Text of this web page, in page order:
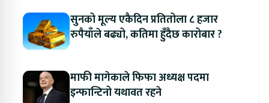
सुनको मूल्य एकैदिन प्रतितोला ८ हजार
रुपैयाँले बढ्यो, कतिमा हुँदैछ कारोबार ?
माफी मागेकाले फिफा अध्यक्ष पदमा
इन्फान्टिनो यथावत रहने